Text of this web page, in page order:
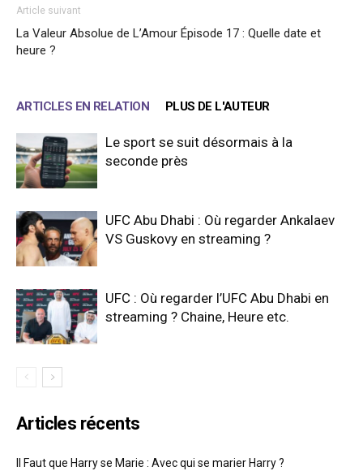
Article suivant
La Valeur Absolue de L’Amour Épisode 17 : Quelle date et
heure ?
ARTICLES EN RELATION PLUS DE L'AUTEUR
Le sport se suit désormais à la
seconde près
UFC Abu Dhabi : Où regarder Ankalaev
VS Guskovy en streaming ?
UFC : Où regarder l’UFC Abu Dhabi en
streaming ? Chaine, Heure etc.
Articles récents
Il Faut que Harry se Marie : Avec qui se marier Harry ?